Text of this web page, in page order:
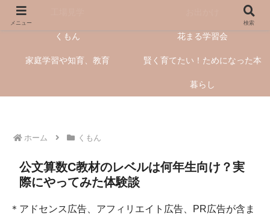
くもん 花まる学習会
家庭学習や知育、教育 賢く育てたい！ためになった本
暮らし
ホーム くもん
公文算数C教材のレベルは何年生向け？実
際にやってみた体験談
＊アドセンス広告、アフィリエイト広告、PR広告が含ま
メニュー 検索